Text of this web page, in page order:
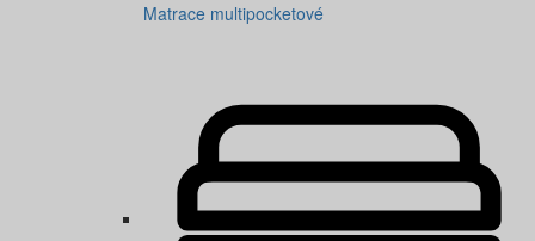
Matrace multipocketové